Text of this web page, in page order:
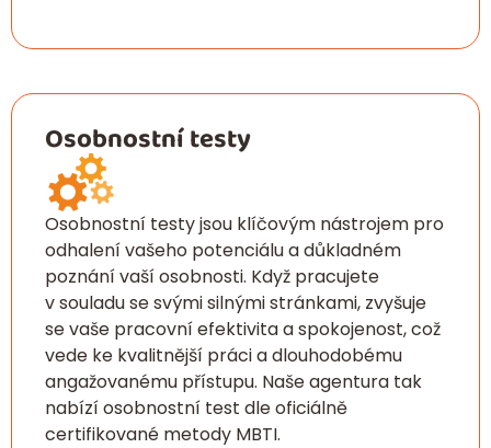
Osobnostní testy
Osobnostní testy jsou klíčovým nástrojem pro
odhalení vašeho potenciálu a důkladném
poznání vaší osobnosti. Když pracujete
v souladu se svými silnými stránkami, zvyšuje
se vaše pracovní efektivita a spokojenost, což
vede ke kvalitnější práci a dlouhodobému
angažovanému přístupu. Naše agentura tak
nabízí osobnostní test dle oficiálně
certifikované metody MBTI.